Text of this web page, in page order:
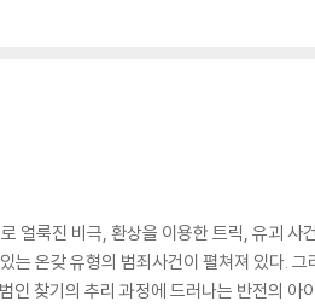
얼룩진 비극, 환상을 이용한 트릭, 유괴 사건
는 온갖 유형의 범죄사건이 펼쳐져 있다. 그
인 찾기의 추리 과정에 드러나는 반전의 아